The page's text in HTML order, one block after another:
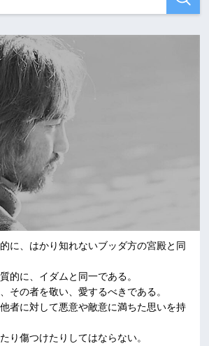
に、はかり知れないブッダ方の宮殿と同
的に、イダムと同一である。
その者を敬い、愛するべきである。
者に対して悪意や敵意に満ちた思いを持
り傷つけたりしてはならない。